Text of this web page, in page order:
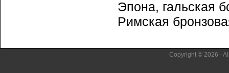
Эпона, гальская
Римская
Copyright © 2026 -